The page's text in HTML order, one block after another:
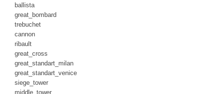
ballista
great_bombard
trebuchet
cannon
ribault
great_cross
great_standart_milan
great_standart_venice
siege_tower
middle_tower